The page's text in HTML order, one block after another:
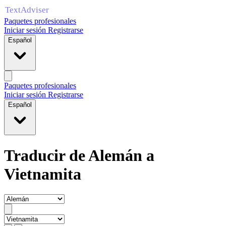
Paquetes profesionales
Iniciar sesión Registrarse
Español
Paquetes profesionales
Iniciar sesión Registrarse
Español
Traducir de Alemán a
Vietnamita